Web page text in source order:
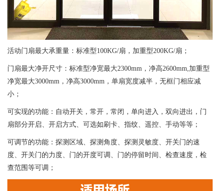
活动门扇最大承重量：标准型100KG/扇，加重型200KG/扇；
门扇最大净开尺寸：标准型净宽最大2300mm，净高2600mm,加重型
净宽最大3000mm，净高3000mm，单扇宽度减半，无框门相应减
小；
可实现的功能：自动开关，常开，常闭，单向进入，双向进出，门
扇部分开启、开启方式、可选如刷卡、指纹、遥控、手动等等；
可调节的功能：探测区域、探测角度、探测灵敏度、开关门的速
度、开关门的力度、门的开度可调、门的停留时间、检查速度，检
查范围等可调；